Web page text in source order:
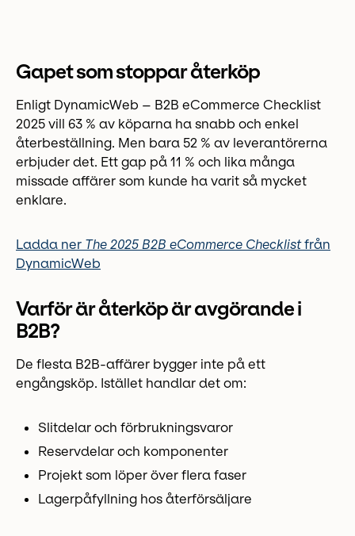
Gapet som stoppar återköp
Enligt DynamicWeb – B2B eCommerce Checklist
2025 vill 63 % av köparna ha snabb och enkel
återbeställning. Men bara 52 % av leverantörerna
erbjuder det. Ett gap på 11 % och lika många
missade affärer som kunde ha varit så mycket
enklare.
Ladda ner The 2025 B2B eCommerce Checklistfrån
DynamicWeb
Varför är återköp är avgörande i
B2B?
De flesta B2B-affärer bygger inte på ett
engångsköp. Istället handlar det om:
Slitdelar och förbrukningsvaror
Reservdelar och komponenter
Projekt som löper över flera faser
Lagerpåfyllning hos återförsäljare